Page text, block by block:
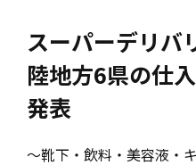
スーパーデリバ
陸地方6県の仕
発表
～靴下・飲料・美容液